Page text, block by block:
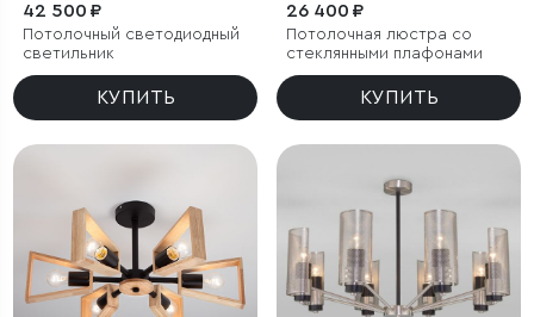
42 500 ₽
Потолочный светодиодный
светильник
КУПИТЬ
26 400 ₽
Потолочная люстра со
стеклянными плафонами
КУПИТЬ